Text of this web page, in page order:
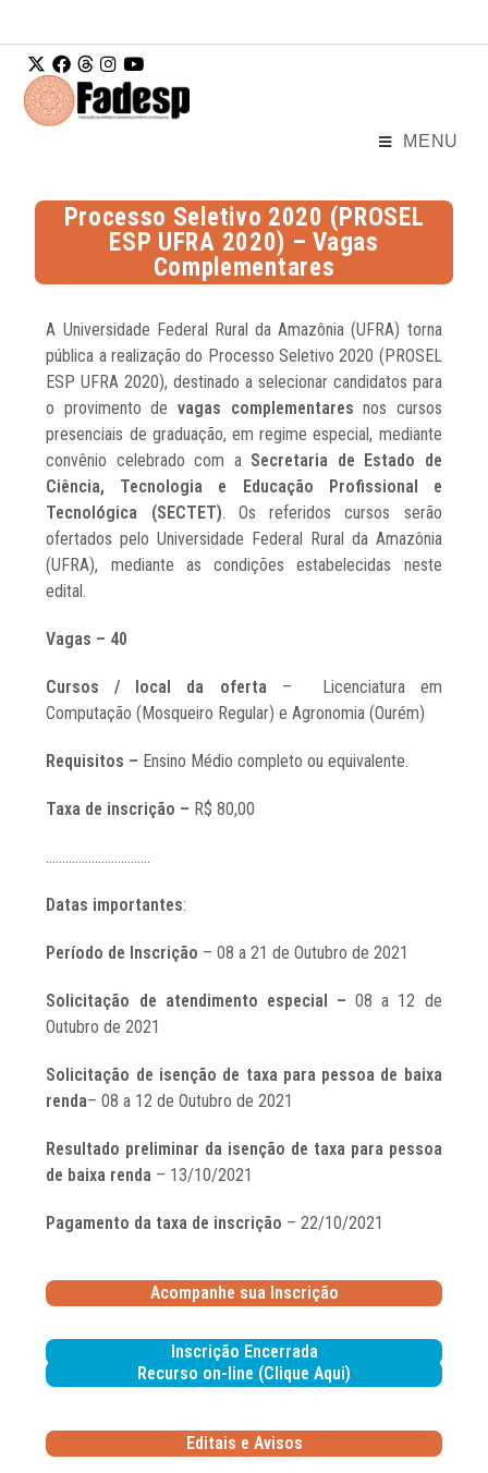
conteúdo
MENU
Processo Seletivo 2020 (PROSEL
ESP UFRA 2020) – Vagas
Complementares
A Universidade Federal Rural da Amazônia (UFRA) torna
pública a realização do Processo Seletivo 2020 (PROSEL
ESP UFRA 2020), destinado a selecionar candidatos para
o provimento de vagas complementares nos cursos
presenciais de graduação, em regime especial, mediante
convênio celebrado com a Secretaria de Estado de
Ciência, Tecnologia e Educação Profissional e
Tecnológica (SECTET). Os referidos cursos serão
ofertados peloUniversidade Federal Rural da Amazônia
(UFRA), mediante as condições estabelecidas neste
edital.
Vagas – 40
Cursos / local da oferta– Licenciatura em
Computação (Mosqueiro Regular) e Agronomia (Ourém)
Requisitos – Ensino Médio completo ou equivalente.
Taxa de inscrição – R$ 80,00
…………………………..
Datas importantes:
Período de Inscrição –08 a 21 de Outubro de 2021
Solicitação de atendimento especial –08 a 12 de
Outubro de 2021
Solicitação de isenção de taxa para pessoa de baixa
renda– 08 a 12 de Outubro de 2021
Resultado preliminar da isenção de taxa para pessoa
de baixa renda – 13/10/2021
Pagamento da taxa de inscrição – 22/10/2021
Acompanhe sua Inscrição
Inscrição Encerrada
Recurso on-line (Clique Aqui)
Editais e Avisos